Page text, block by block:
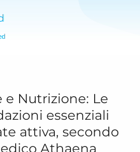
e Nutrizione: Le
essenziali
attiva, secondo
Athaena